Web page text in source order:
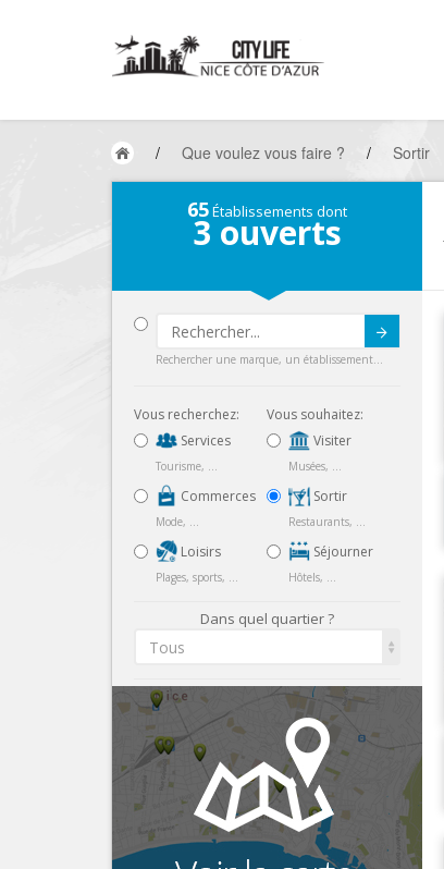
/ Que voulez vous faire ? / Sortir
65Établissements dont
3 ouverts
Rechercher une marque, un établissement...
Vous recherchez:
Services
Tourisme, ...
Commerces
Mode, ...
Loisirs
Plages, sports, ...
Vous souhaitez:
Visiter
Musées, ...
Sortir
Restaurants, ...
Séjourner
Hôtels, ...
Dans quel quartier ?
Tous